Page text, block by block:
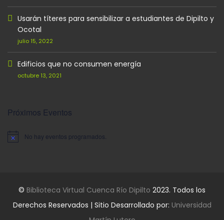
Usarán títeres para sensibilizar a estudiantes de Dipilto y
Ocotal
julio 15, 2022
Edificios que no consumen energía
octubre 13, 2021
Próximos Eventos
Aviso No hay eventos programados.
© Biblioteca Virtual Cuenca Río Dipilto 2023. Todos los
Derechos Reservados | Sitio Desarrollado por: Universidad